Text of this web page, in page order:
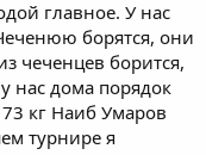
главное. У нас
борятся, они
чеченцев борится,
нас дома порядок
кг Наиб Умаров
турнире я